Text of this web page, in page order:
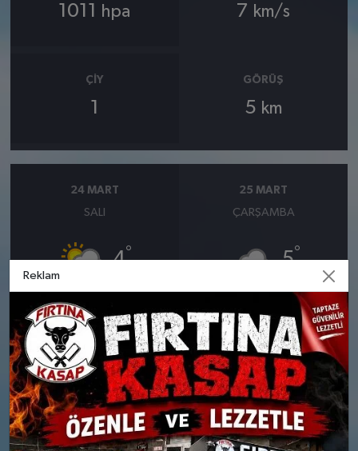
1011 hpa 7 km/s
ÇIY
1
GÖRÜŞ
5 km
24 MART
SALI
4°
Bölgesel düzensiz yağmur
yağışlı
Nem: %83
Rüzgar: 12 km/h
Yağış Olasılığı: %87
Kar Olasılığı: %4
25 MART
ÇARŞAMBA
5°
Orta kuvvetli yağmurlu
Nem: %85
Rüzgar: 12 km/h
Yağış Olasılığı: %89
Reklam